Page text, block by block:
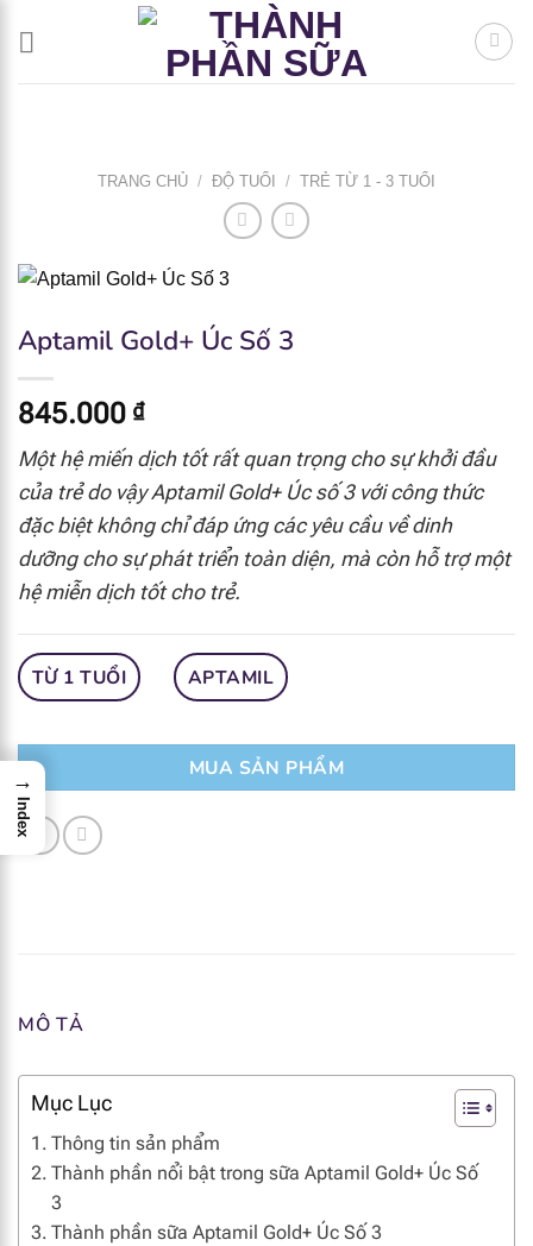
TRANG CHỦ / ĐỘ TUỔI / TRẺ TỪ 1 - 3 TUỔI
Aptamil Gold+ Úc Số 3
845.000 ₫
Một hệ miến dịch tốt rất quan trọng cho sự khởi đầu
của trẻ do vậy Aptamil Gold+ Úc số 3 với công thức
đặc biệt không chỉ đáp ứng các yêu cầu về dinh
dưỡng cho sự phát triển toàn diện, mà còn hỗ trợ một
hệ miễn dịch tốt cho trẻ.
TỪ 1 TUỔI APTAMIL
MUA SẢN PHẨM
MÔ TẢ
Mục Lục
Thông tin sản phẩm
Thành phần nổi bật trong sữa Aptamil Gold+ Úc Số
3
Thành phần sữa Aptamil Gold+ Úc Số 3
→
Index